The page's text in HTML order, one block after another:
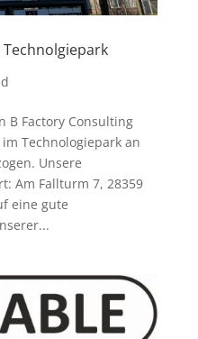
B Factory Consulting
Technologiepark an
Unsere
Am Fallturm 7, 28359
eine gute